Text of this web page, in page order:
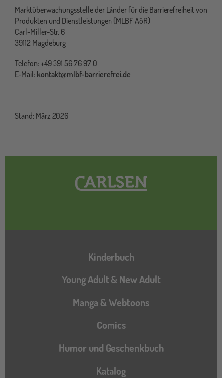
Marktüberwachungsstelle der Länder für die Barrierefreiheit von
Produkten und Dienstleistungen (MLBF AöR)
Carl-Miller-Str. 6
39112 Magdeburg
Telefon: +49 391 56 76 97 0
E-Mail: kontakt@mlbf-barrierefrei.de
Stand: März 2026
Hauptnavigation
Kinderbuch
Young Adult & New Adult
Manga & Webtoons
Comics
Humor und Geschenkbuch
Katalog
Katalog